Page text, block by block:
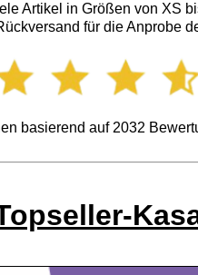
Artikel in Größen von XS
für die Anprobe
basierend auf 2032